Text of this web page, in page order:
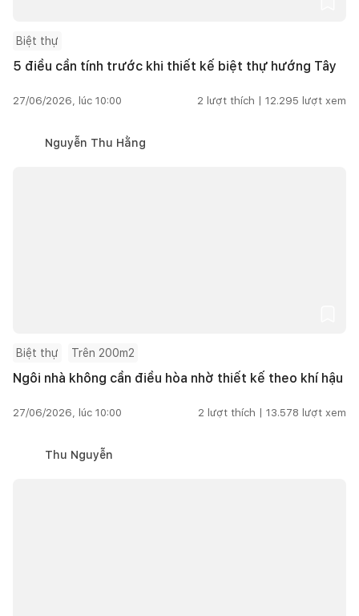
Biệt thự
5 điều cần tính trước khi thiết kế biệt thự hướng Tây
27/06/2026, lúc 10:00 2 lượt thích | 12.295 lượt xem
Nguyễn Thu Hằng
Biệt thự Trên 200m2
Ngôi nhà không cần điều hòa nhờ thiết kế theo khí hậu
27/06/2026, lúc 10:00 2 lượt thích | 13.578 lượt xem
Thu Nguyễn